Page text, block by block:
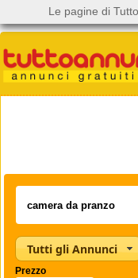
Tutti gli Annunci
Prezzo
Le pagine di